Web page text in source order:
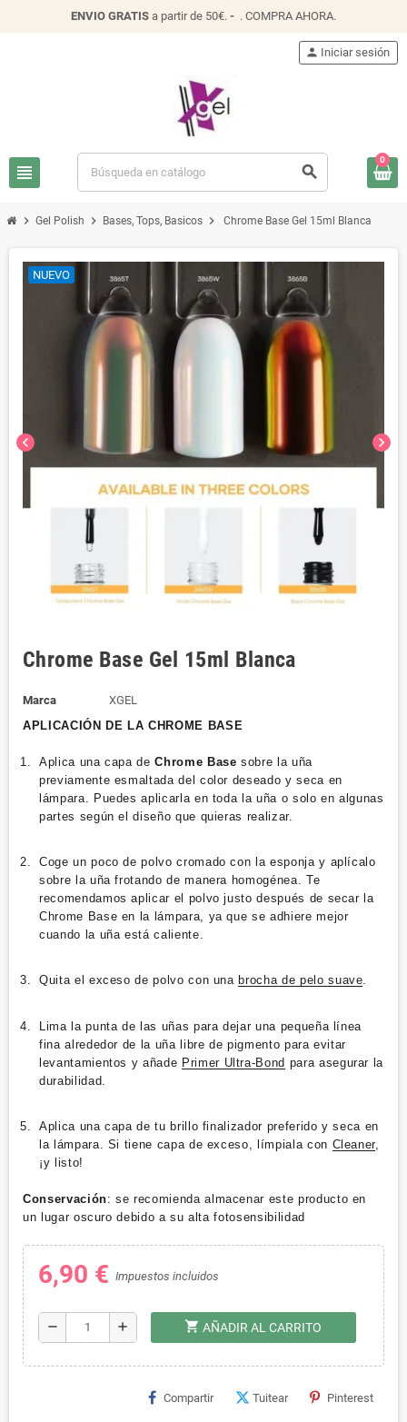
ENVIO GRATIS a partir de 50€. - . COMPRA AHORA.
view_headline search
person Iniciar sesión
0
chevron_right Gel Polish chevron_right Bases, Tops, Basicos chevron_right Chrome Base Gel 15ml Blanca
chevron_left chevron_right
NUEVO
Chrome Base Gel 15ml Blanca
Marca
XGEL
APLICACIÓN DE LA CHROME BASE
Aplica una capa deChrome Base sobre la uña
previamente esmaltada del color deseado y seca en
lámpara. Puedes aplicarla en toda la uña o solo en algunas
partes según el diseño que quieras realizar.
Coge un poco de polvo cromado con la esponja y aplícalo
sobre la uña frotando de manera homogénea. Te
recomendamos aplicar el polvo justo después de secar la
Chrome Base en la lámpara, ya que se adhiere mejor
cuando la uña está caliente.
Quita el exceso de polvo con una brocha de pelo suave.
Lima la punta de las uñas para dejar una pequeña línea
fina alrededor de la uña libre de pigmento para evitar
levantamientos y añade Primer Ultra-Bond para asegurar la
durabilidad.
Aplica una capa de tu brillo finalizador preferido y seca en
la lámpara. Si tiene capa de exceso, límpiala con Cleaner,
¡y listo!
Conservación: se recomienda almacenar este producto en
un lugar oscuro debido a su alta fotosensibilidad
6,90 € Impuestos incluidos
remove add shopping_cart AÑADIR AL CARRITO
Compartir Tuitear Pinterest